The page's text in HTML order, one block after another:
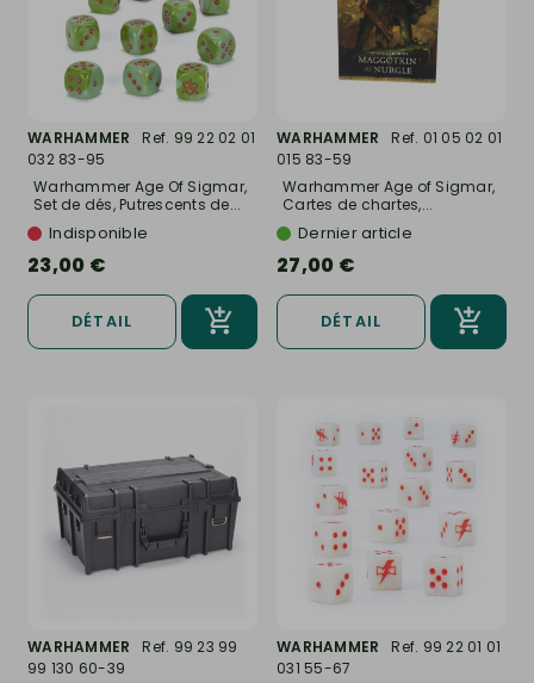
WARHAMMER
Ref. 99 22 02 01
032 83-95
Warhammer Age Of Sigmar,
Set de dés, Putrescents de...
Indisponible
23,00 €
DÉTAIL
WARHAMMER
Ref. 01 05 02 01
015 83-59
Warhammer Age of Sigmar,
Cartes de chartes,...
Dernier article
27,00 €
DÉTAIL
WARHAMMER
Ref. 99 23 99
99 130 60-39
WARHAMMER
Ref. 99 22 01 01
031 55-67